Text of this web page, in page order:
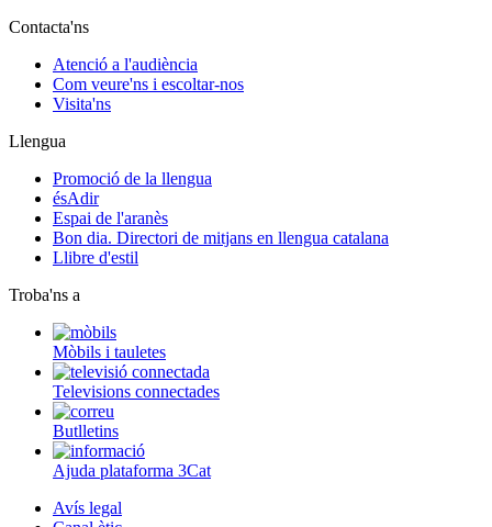
Contacta'ns
Atenció a l'audiència
Com veure'ns i escoltar-nos
Visita'ns
Llengua
Promoció de la llengua
ésAdir
Espai de l'aranès
Bon dia. Directori de mitjans en llengua catalana
Llibre d'estil
Troba'ns a
Mòbils i tauletes
Televisions connectades
Butlletins
Ajuda plataforma 3Cat
Avís legal